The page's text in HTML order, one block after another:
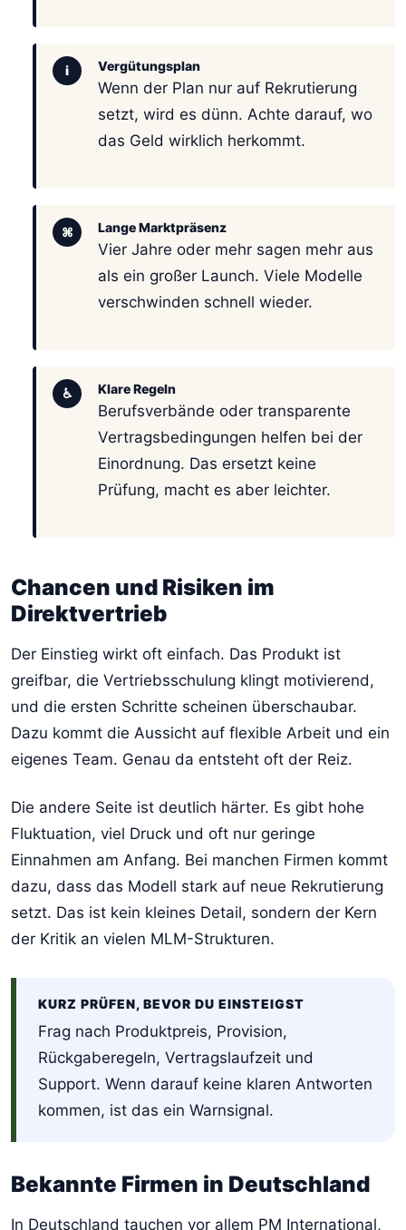
i Vergütungsplan
Wenn der Plan nur auf Rekrutierung
setzt, wird es dünn. Achte darauf, wo
das Geld wirklich herkommt.
⌘ Lange Marktpräsenz
Vier Jahre oder mehr sagen mehr aus
als ein großer Launch. Viele Modelle
verschwinden schnell wieder.
♿ Klare Regeln
Berufsverbände oder transparente
Vertragsbedingungen helfen bei der
Einordnung. Das ersetzt keine
Prüfung, macht es aber leichter.
Chancen und Risiken im
Direktvertrieb
Der Einstieg wirkt oft einfach. Das Produkt ist
greifbar, die Vertriebsschulung klingt motivierend,
und die ersten Schritte scheinen überschaubar.
Dazu kommt die Aussicht auf flexible Arbeit und ein
eigenes Team. Genau da entsteht oft der Reiz.
Die andere Seite ist deutlich härter. Es gibt hohe
Fluktuation, viel Druck und oft nur geringe
Einnahmen am Anfang. Bei manchen Firmen kommt
dazu, dass das Modell stark auf neue Rekrutierung
setzt. Das ist kein kleines Detail, sondern der Kern
der Kritik an vielen MLM-Strukturen.
KURZ PRÜFEN, BEVOR DU EINSTEIGST
Frag nach Produktpreis, Provision,
Rückgaberegeln, Vertragslaufzeit und
Support. Wenn darauf keine klaren Antworten
kommen, ist das ein Warnsignal.
Bekannte Firmen in Deutschland
In Deutschland tauchen vor allem PM International,